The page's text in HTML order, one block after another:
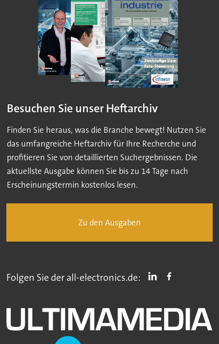
Besuchen Sie unser Heftarchiv
Finden Sie heraus, was die Branche bewegt! Nutzen Sie
das umfangreiche Heftarchiv für Ihre Recherche und
profitieren Sie von detaillierten Suchergebnissen. Die
aktuellste Ausgabe können Sie bis zu 14 Tage nach
Erscheinungstermin kostenlos lesen.
Zu den Ausgaben
Folgen Sie der all-electronics.de: